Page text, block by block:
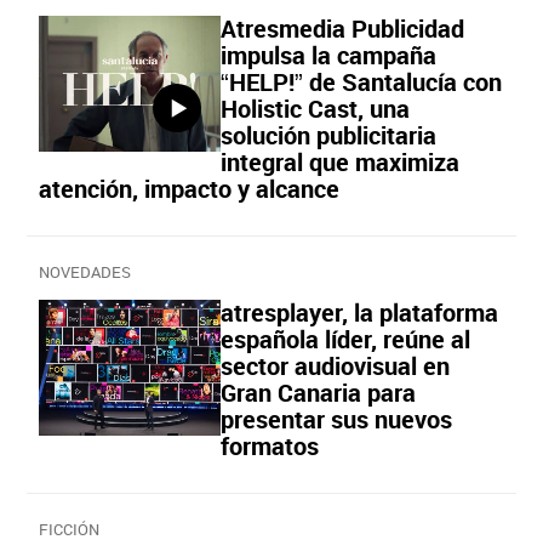
Atresmedia Publicidad
impulsa la campaña
“HELP!” de Santalucía con
Holistic Cast, una
solución publicitaria
integral que maximiza
atención, impacto y alcance
NOVEDADES
atresplayer, la plataforma
española líder, reúne al
sector audiovisual en
Gran Canaria para
presentar sus nuevos
formatos
FICCIÓN